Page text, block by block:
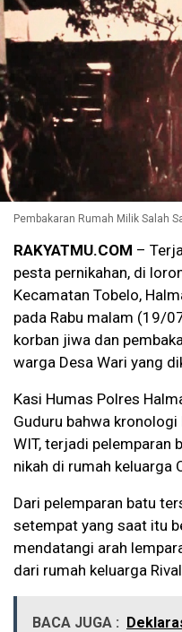
Pembakaran Rumah Milik Salah
RAKYATMU.COM –
pesta pernikahan, di
Kecamatan Tobelo,
pada Rabu malam (19/
korban jiwa dan
warga Desa Wari yang
Kasi Humas Polres
Guduru bahwa
WIT, terjadi pelemparan
nikah di rumah keluarga
Dari pelemparan batu
setempat yang saat itu
mendatangi arah
dari rumah keluarga
BACA JUGA :